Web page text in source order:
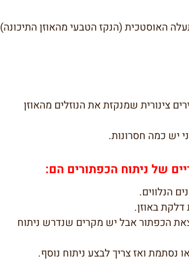
האוסטכית (הנקז הטבעי מהאוזן התיכונה)
צינורית שמנקזת את הנוזלים מהאוזן
יש כמה חסרונות.
של ניתוח הכפתורים הם:
הנלווים.
דלקת באוזן.
הכפתור אבל יש מקרים שנדרש ניתוח
נסתמת ואז צריך לבצע ניתוח נוסף.